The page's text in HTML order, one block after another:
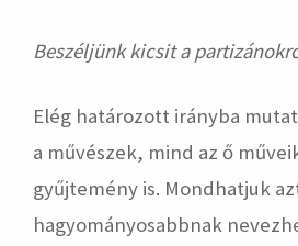
Beszéljünk kicsit a
Elég határozott irányba
a művészek, mind az ő
gyűjtemény is. Mondhatjuk
hagyományosabbnak